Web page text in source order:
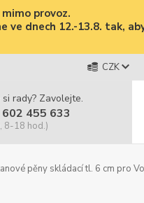
provoz.
dnech 12.-13.8. tak,
CZK
rady? Zavolejte.
455 633
8-18 hod.)
pěny skládací tl. 6 cm pro